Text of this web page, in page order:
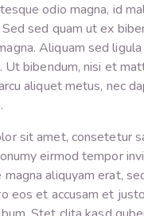
odio magna, id
sed quam ut ex
Aliquam sed
bibendum, nisi et
aliquet metus, nec
sit amet, consetetur
eirmod tempor
aliquyam erat,
eos et accusam et